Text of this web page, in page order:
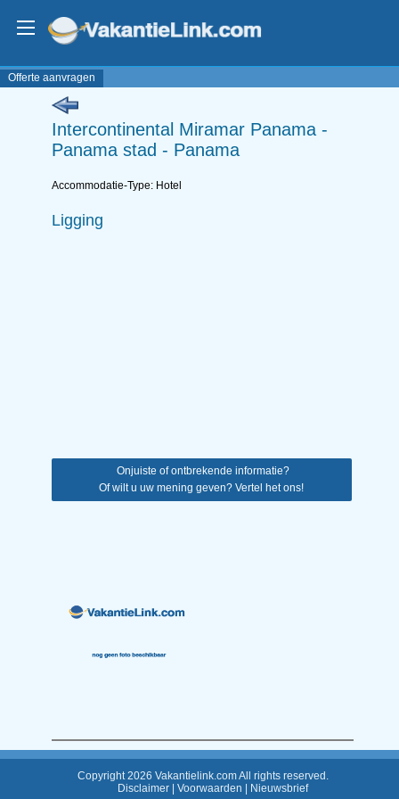
Intercontinental Miramar Panama -
Panama stad - Panama
Offerte aanvragen
Accommodatie-Type: Hotel
Ligging
Onjuiste of ontbrekende informatie?
Of wilt u uw mening geven? Vertel het ons!
Copyright 2026 Vakantielink.com All rights reserved.
Disclaimer| Voorwaarden Nieuwsbrief